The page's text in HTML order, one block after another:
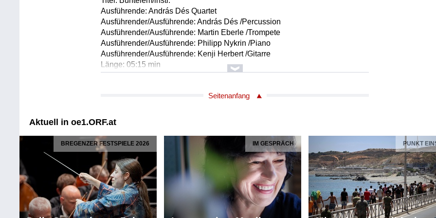
Ausführende: András Dés Quartet
Ausführender/Ausführende: András Dés /Percussion
Ausführender/Ausführende: Martin Eberle /Trompete
Ausführender/Ausführende: Philipp Nykrin /Piano
Ausführender/Ausführende: Kenji Herbert /Gitarre
Länge: 05:15 min
Label: Budapest Music Center Records BMCCD386
Komponist/Komponistin: András Dés
Titel: People at Places/instr.
Ausführender/Ausführende: András Dés /Percussion
Ausführender/Ausführende: Martin Eberle /Trompete
Ausführender/Ausführende: Philipp Nykrin /Piano
Ausführender/Ausführende: Kenji Herbert /Gitarre
Länge: 05:18 min
Label: Budapest Music Center Records BMCCD386
Komponist/Komponistin: András Dés
Seitenanfang
Aktuell in oe1.ORF.at
BREGENZER FESTSPIELE 2026 IM GESPRÄCH PUNKT